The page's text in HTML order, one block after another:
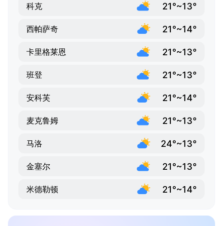
科克 21°~13°
西帕萨奇 21°~14°
卡里格莱恩 21°~13°
班登 21°~13°
安科芙 21°~14°
麦克鲁姆 21°~13°
马洛 24°~13°
金塞尔 21°~13°
米德勒顿 21°~14°